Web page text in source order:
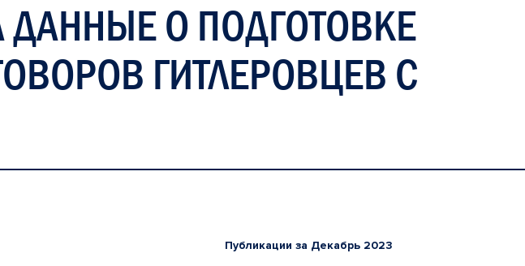
ДАННЫЕ О ПОДГОТОВКЕ
ГИТЛЕРОВЦЕВ С
Публикации за Декабрь 2023